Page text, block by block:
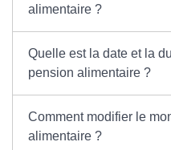
alimentaire ?
Quelle est la date et la
pension alimentaire ?
Comment modifier le
alimentaire ?